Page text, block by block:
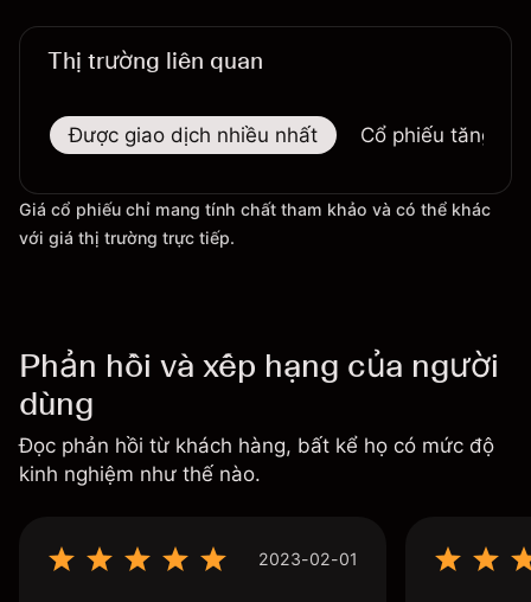
Thị trường liên quan
Được giao dịch nhiều nhất Cổ phiếu tăng
Giá cổ phiếu chỉ mang tính chất tham khảo và có thể khác
với giá thị trường trực tiếp.
Phản hồi và xếp hạng của người
dùng
Đọc phản hồi từ khách hàng, bất kể họ có mức độ
kinh nghiệm như thế nào.
2023-02-01